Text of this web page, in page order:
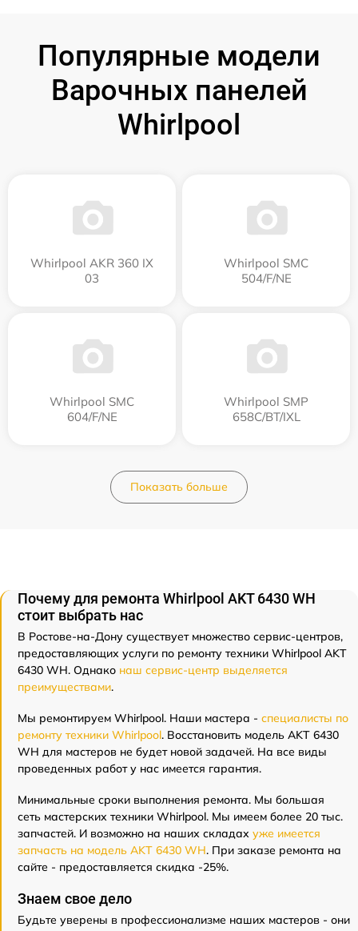
Популярные модели
Варочных панелей
Whirlpool
Whirlpool AKR 360 IX
03
Whirlpool SMC
504/F/NE
Whirlpool SMC
604/F/NE
Whirlpool SMP
658C/BT/IXL
Показать больше
Почему для ремонта Whirlpool AKT 6430 WH
стоит выбрать нас
В Ростове-на-Дону существует множество сервис-центров,
предоставляющих услуги по ремонту техники Whirlpool AKT
6430 WH. Однако наш сервис-центр выделяется
преимуществами.
Мы ремонтируем Whirlpool. Наши мастера - специалисты по
ремонту техники Whirlpool. Восстановить модель AKT 6430
WH для мастеров не будет новой задачей. На все виды
проведенных работ у нас имеется гарантия.
Минимальные сроки выполнения ремонта. Мы большая
сеть мастерских техники Whirlpool. Мы имеем более 20 тыс.
запчастей. И возможно на наших складах уже имеется
запчасть на модель AKT 6430 WH. При заказе ремонта на
сайте - предоставляется скидка -25%.
Знаем свое дело
Будьте уверены в профессионализме наших мастеров - они